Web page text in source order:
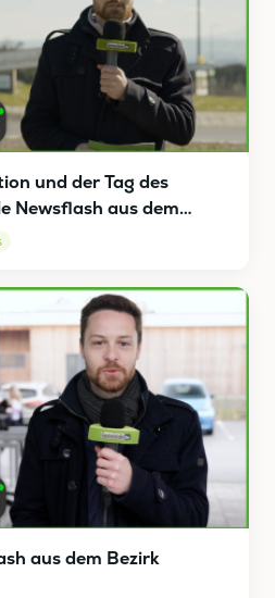
und der Tag des
Newsflash aus dem
aus dem Bezirk